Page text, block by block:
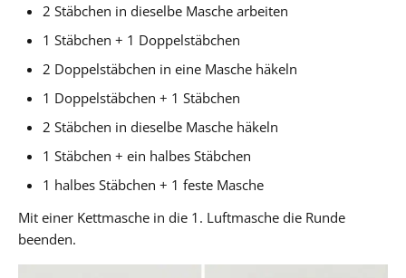
2 Stäbchen in dieselbe Masche arbeiten
1 Stäbchen + 1 Doppelstäbchen
2 Doppelstäbchen in eine Masche häkeln
1 Doppelstäbchen + 1 Stäbchen
2 Stäbchen in dieselbe Masche häkeln
1 Stäbchen + ein halbes Stäbchen
1 halbes Stäbchen + 1 feste Masche
Mit einer Kettmasche in die 1. Luftmasche die Runde
beenden.